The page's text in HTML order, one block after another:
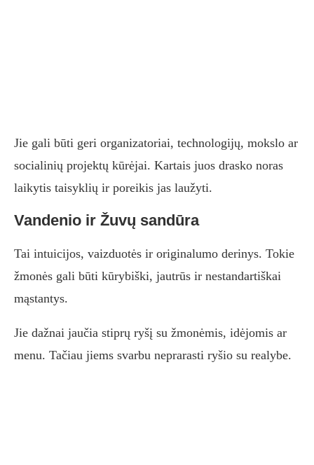
Jie gali būti geri organizatoriai, technologijų, mokslo ar
socialinių projektų kūrėjai. Kartais juos drasko noras
laikytis taisyklių ir poreikis jas laužyti.
Vandenio ir Žuvų sandūra
Tai intuicijos, vaizduotės ir originalumo derinys. Tokie
žmonės gali būti kūrybiški, jautrūs ir nestandartiškai
mąstantys.
Jie dažnai jaučia stiprų ryšį su žmonėmis, idėjomis ar
menu. Tačiau jiems svarbu neprarasti ryšio su realybe.